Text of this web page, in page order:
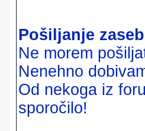
Pošiljanje
Ne morem
Nenehno
Od nekoga iz
sporočilo!